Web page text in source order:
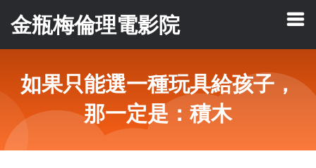
金瓶梅倫理電影院
如果只能選一種玩具給孩子，
那一定是：積木